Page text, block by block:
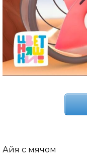
Айя с мячом